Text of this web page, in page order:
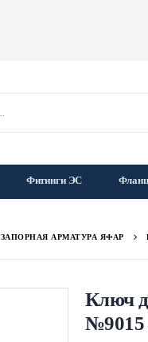
Фитинги ЭС
ЗАПОРНАЯ АРМАТУРА ЯФАР
Ключ
№9015